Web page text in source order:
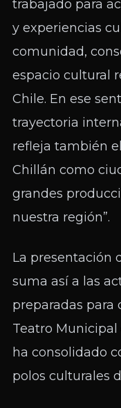
trabajado para
y experiencias
comunidad,
espacio cultural
Chile. En ese
trayectoria
refleja también
Chillán como
grandes
nuestra región”.
La presentación
suma así a las
preparadas para
Teatro Municipal
ha consolidado
polos culturales